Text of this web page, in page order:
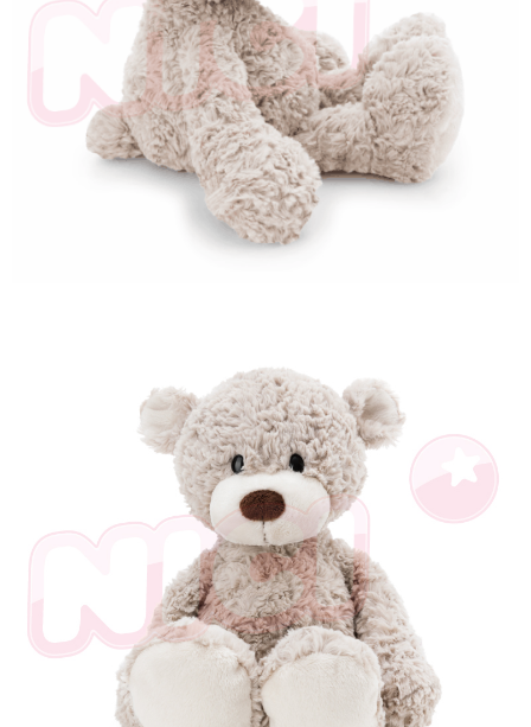
後付繳納相關費用。
※ 交易是否成功請以「AFTEE先享後付 」之結帳頁面顯示為準，若有關於
是否繳費成功／繳費後需取消欲退款等相關疑問，請聯繫「AFTEE先享後付
客戶支援中心」
https://netprotections.freshdesk.com/support/home
【注意事項】
１．透過由恩沛科技股份有限公司提供之「AFTEE先享後付」服務完成之交
易，需依本服務之必要範圍內提供個人資料，並將交易相關給付款項請求債
權轉讓予恩沛科技股份有限公司。
２．關於個人資料處理事宜，請瀏覽以下網址：
３．未成年的使用者請事先徵得法定代理人或監護人之同意方可使用
５．嚴禁一人註冊多個帳號或使用他人資訊註冊。若發現惡意使用之情形，
恩沛科技股份有限公司將有權停止該用戶之使用額度並採取法律行動。